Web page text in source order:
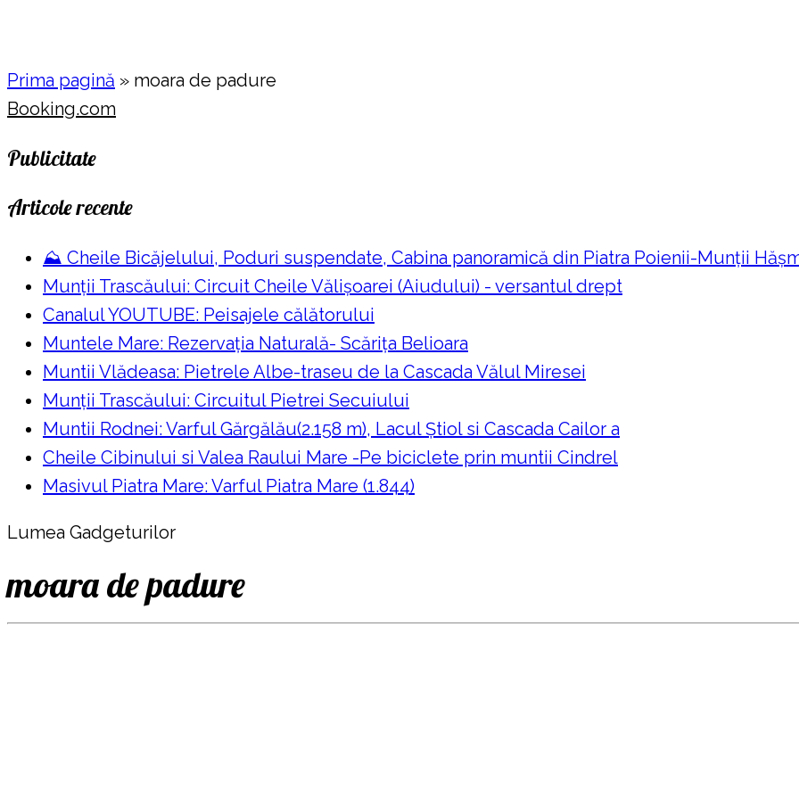
Prima pagină » moara de padure
Booking.com
Publicitate
Articole recente
⛰️ Cheile Bicăjelului, Poduri suspendate, Cabina panoramică din Piatra Poienii-Munții
Munții Trascăului: Circuit Cheile Vălișoarei (Aiudului) - versantul drept
Canalul YOUTUBE: Peisajele călătorului
Muntele Mare: Rezervaţia Naturală- Scăriţa Belioara
Muntii Vlădeasa: Pietrele Albe-traseu de la Cascada Vălul Miresei
Munții Trascăului: Circuitul Pietrei Secuiului
Muntii Rodnei: Varful Gărgălău(2.158 m), Lacul Ştiol si Cascada Cailor a
Cheile Cibinului si Valea Raului Mare -Pe biciclete prin muntii Cindrel
Masivul Piatra Mare: Varful Piatra Mare (1.844)
Lumea Gadgeturilor
moara de padure